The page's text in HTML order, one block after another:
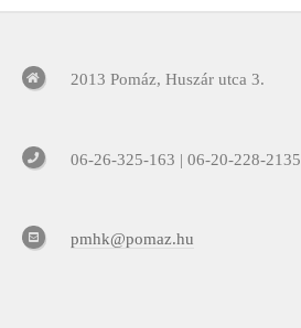
2013 Pomáz, Huszár utca 3.
06-26-325-163 | 06-20-228-2135
pmhk@pomaz.hu